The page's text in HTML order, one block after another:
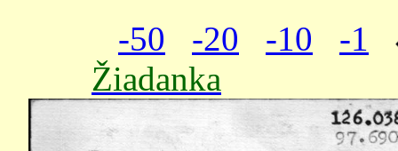
-50 -20 -10
-1
Žiadanka